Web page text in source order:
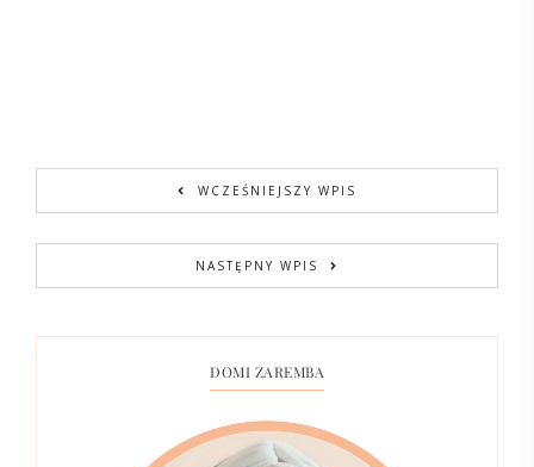
WCZEŚNIEJSZY WPIS
NASTĘPNY WPIS
DOMI ZAREMBA